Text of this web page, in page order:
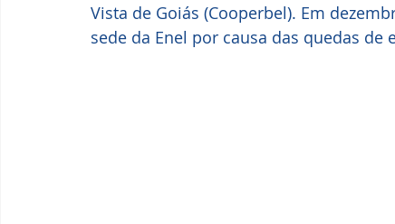
Vista de Goiás (Cooperbel). Em
sede da Enel por causa das quedas de